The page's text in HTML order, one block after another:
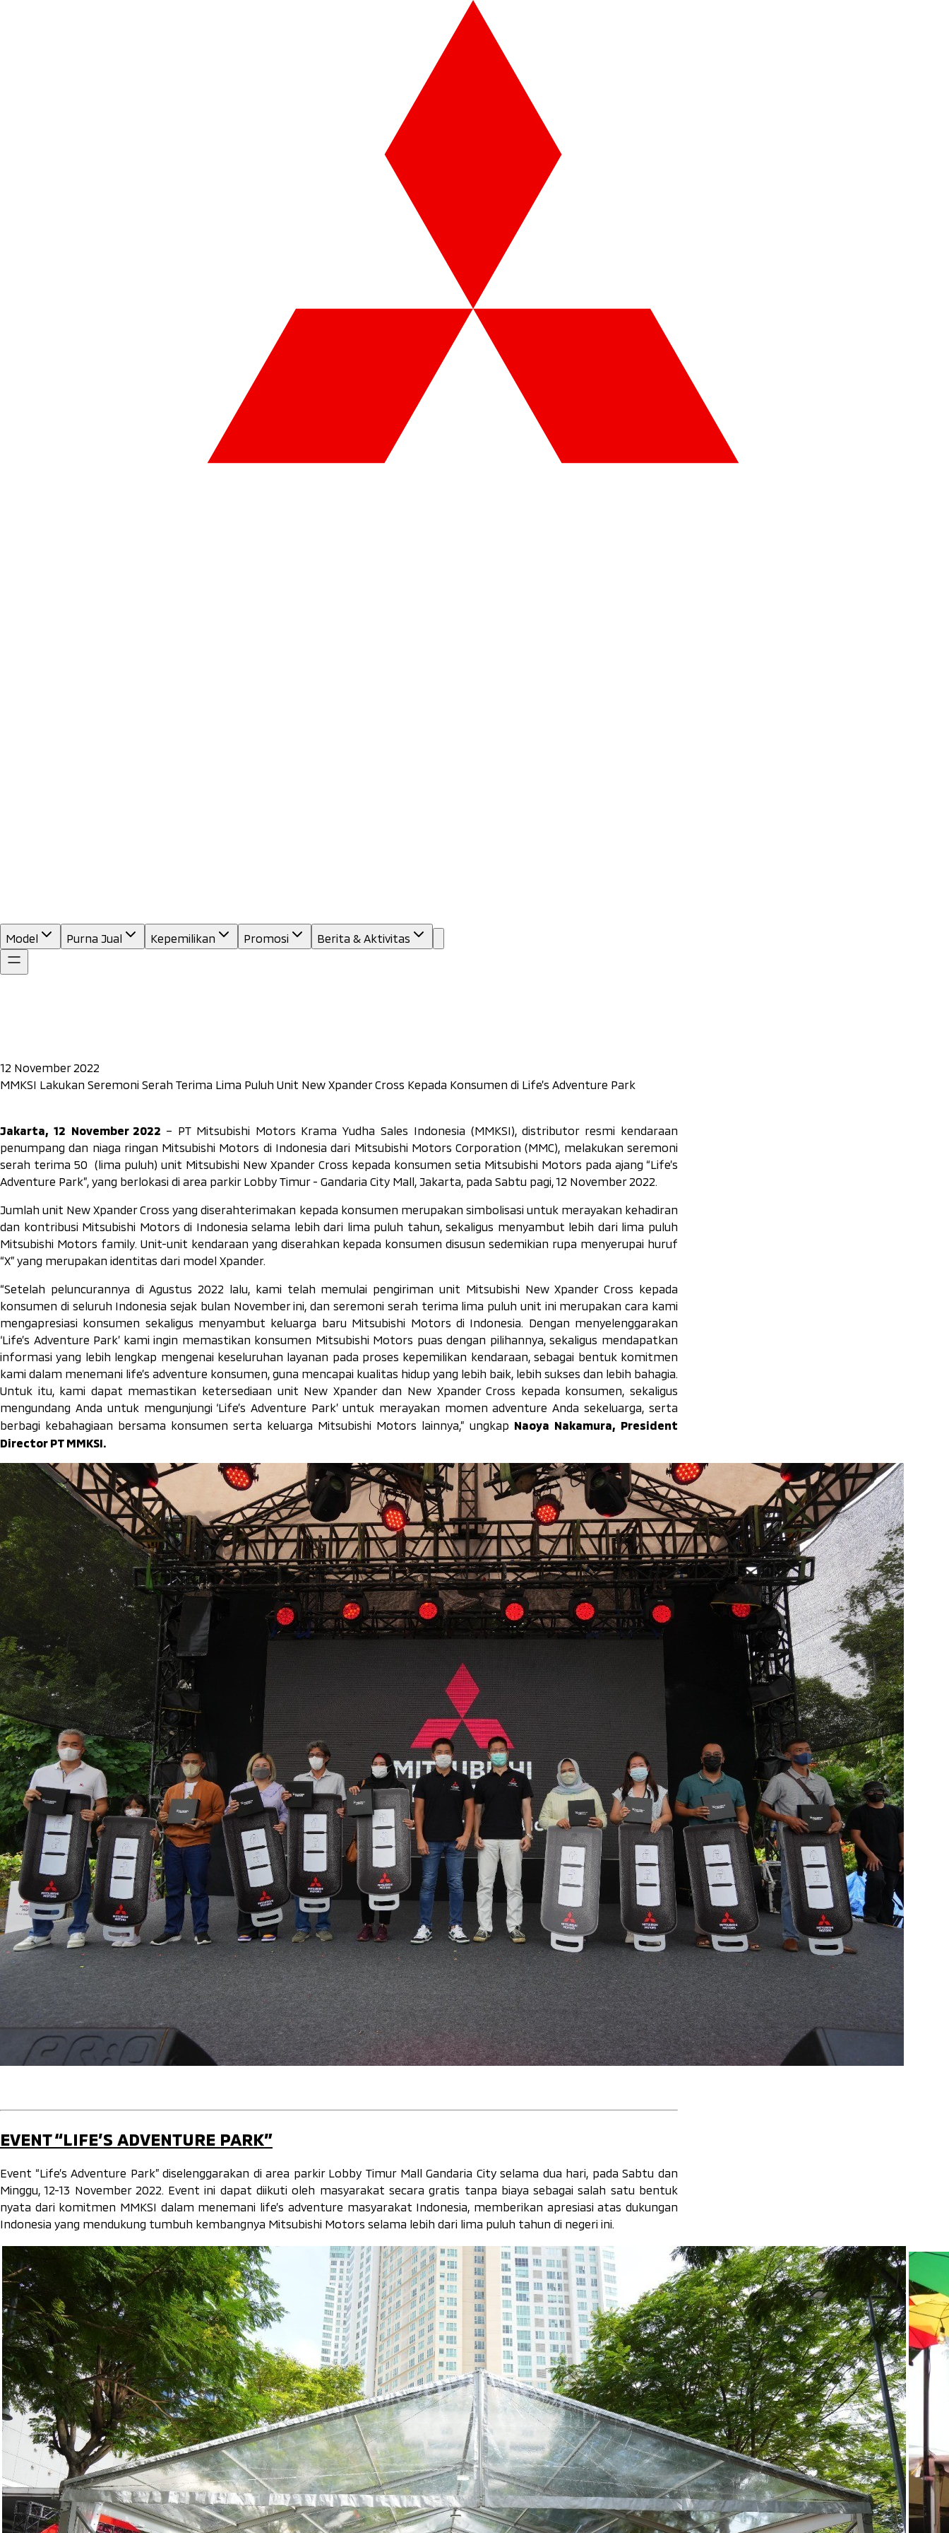
Model Purna Jual Kepemilikan Promosi Berita & Aktivitas
12 November 2022
MMKSI Lakukan Seremoni Serah Terima Lima Puluh Unit New Xpander Cross Kepada Konsumen di Life’s Adventure Park
Jakarta, 12 November 2022 – PT Mitsubishi Motors Krama Yudha Sales Indonesia (MMKSI), distributor resmi kendaraan
penumpang dan niaga ringan Mitsubishi Motors di Indonesia dari Mitsubishi Motors Corporation (MMC), melakukan seremoni
serah terima 50 (lima puluh) unit Mitsubishi New Xpander Cross kepada konsumen setia Mitsubishi Motors pada ajang “Life’s
Adventure Park”, yang berlokasi di area parkir Lobby Timur - Gandaria City Mall, Jakarta, pada Sabtu pagi, 12 November 2022.
Jumlah unit New Xpander Cross yang diserahterimakan kepada konsumen merupakan simbolisasi untuk merayakan kehadiran
dan kontribusi Mitsubishi Motors di Indonesia selama lebih dari lima puluh tahun, sekaligus menyambut lebih dari lima puluh
Mitsubishi Motors family. Unit-unit kendaraan yang diserahkan kepada konsumen disusun sedemikian rupa menyerupai huruf
“X” yang merupakan identitas dari model Xpander.
“Setelah peluncurannya di Agustus 2022 lalu, kami telah memulai pengiriman unit Mitsubishi New Xpander Cross kepada
konsumen di seluruh Indonesia sejak bulan November ini, dan seremoni serah terima lima puluh unit ini merupakan cara kami
mengapresiasi konsumen sekaligus menyambut keluarga baru Mitsubishi Motors di Indonesia. Dengan menyelenggarakan
‘Life’s Adventure Park’ kami ingin memastikan konsumen Mitsubishi Motors puas dengan pilihannya, sekaligus mendapatkan
informasi yang lebih lengkap mengenai keseluruhan layanan pada proses kepemilikan kendaraan, sebagai bentuk komitmen
kami dalam menemani life’s adventure konsumen, guna mencapai kualitas hidup yang lebih baik, lebih sukses dan lebih bahagia.
Untuk itu, kami dapat memastikan ketersediaan unit New Xpander dan New Xpander Cross kepada konsumen, sekaligus
mengundang Anda untuk mengunjungi ‘Life’s Adventure Park’ untuk merayakan momen adventure Anda sekeluarga, serta
berbagi kebahagiaan bersama konsumen serta keluarga Mitsubishi Motors lainnya,” ungkap Naoya Nakamura, President
Director PT MMKSI.
EVENT“LIFE’S ADVENTURE PARK”
Event “Life’s Adventure Park” diselenggarakan di area parkir Lobby Timur Mall Gandaria City selama dua hari, pada Sabtu dan
Minggu, 12-13 November 2022. Event ini dapat diikuti oleh masyarakat secara gratis tanpa biaya sebagai salah satu bentuk
nyata dari komitmen MMKSI dalam menemani life’s adventure masyarakat Indonesia, memberikan apresiasi atas dukungan
Indonesia yang mendukung tumbuh kembangnya Mitsubishi Motors selama lebih dari lima puluh tahun di negeri ini.